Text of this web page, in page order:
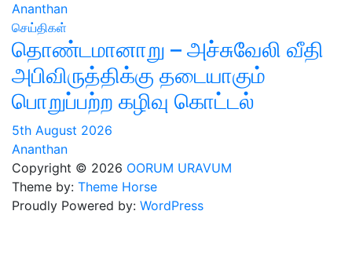
Ananthan
செய்திகள்
தொண்டமானாறு – அச்சுவேலி வீதி
அபிவிருத்திக்கு தடையாகும்
பொறுப்பற்ற கழிவு கொட்டல்
5th August 2026
Ananthan
Copyright © 2026 OORUM URAVUM
Theme by: Theme Horse
Proudly Powered by: WordPress